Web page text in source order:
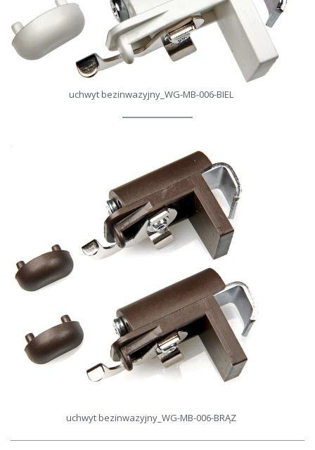
uchwyt bezinwazyjny_WG-MB-006-BIEL
uchwyt bezinwazyjny_WG-MB-006-BRĄZ